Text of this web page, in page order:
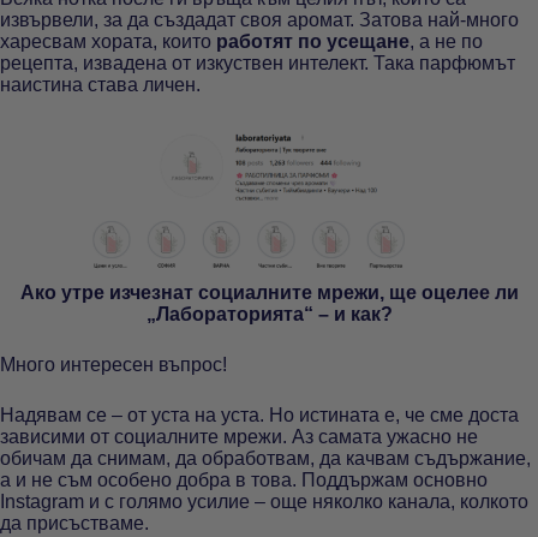
извървели, за да създадат своя аромат. Затова най-много
харесвам хората, които работят по усещане, а не по
рецепта, извадена от изкуствен интелект. Така парфюмът
наистина става личен.
Ако утре изчезнат социалните мрежи, ще оцелее ли
„Лабораторията“ – и как?
Много интересен въпрос!
Надявам се – от уста на уста. Но истината е, че сме доста
зависими от социалните мрежи. Аз самата ужасно не
обичам да снимам, да обработвам, да качвам съдържание,
а и не съм особено добра в това. Поддържам основно
Instagram и с голямо усилие – още няколко канала, колкото
да присъстваме.